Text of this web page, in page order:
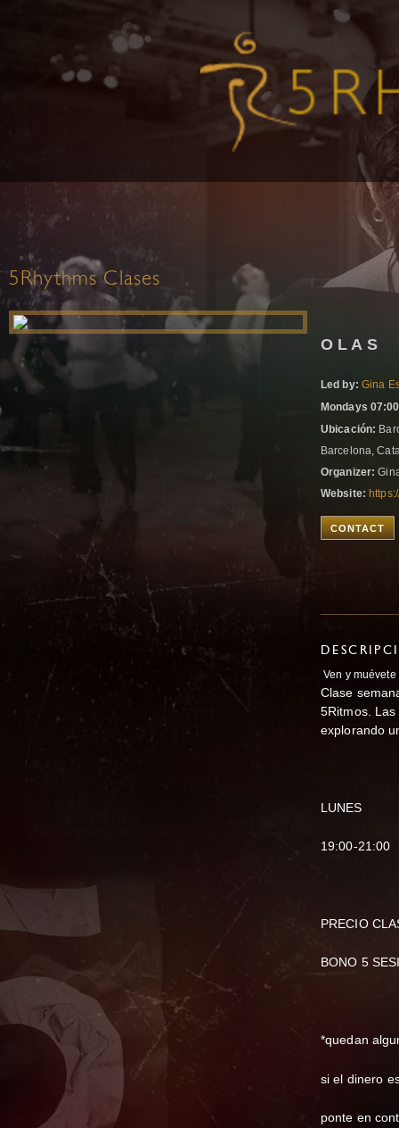
5Rhythms Clases
O L A S
Led by: Gina
Mondays
Ubicación:
Barcelona,
Organizer:
Website:
CONTACT
Ven y
Clase
5Ritmos.
explorando
LUNES
19:00-21:00
PRECIO
BONO 5
*quedan
si el dinero
ponte en